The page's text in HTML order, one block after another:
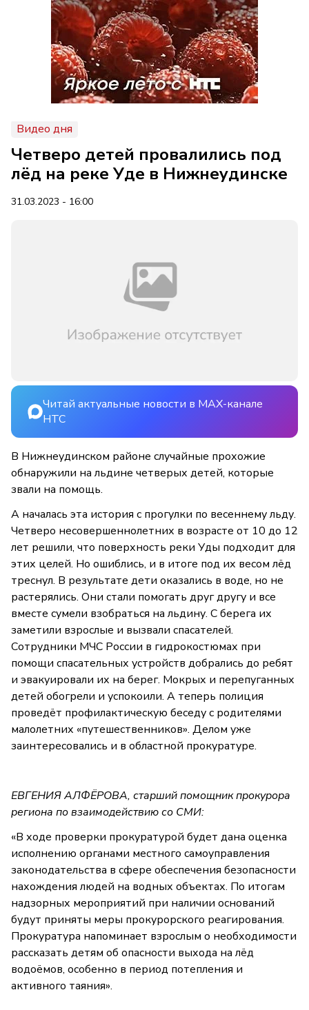
Видео дня
Четверо детей провалились под
лёд на реке Уде в Нижнеудинске
31.03.2023 - 16:00
Читай актуальные новости в MAX-канале
НТС
В Нижнеудинском районе случайные прохожие
обнаружили на льдине четверых детей, которые
звали на помощь.
А началась эта история с прогулки по весеннему льду.
Четверо несовершеннолетних в возрасте от 10 до 12
лет решили, что поверхность реки Уды подходит для
этих целей. Но ошиблись, и в итоге под их весом лёд
треснул. В результате дети оказались в воде, но не
растерялись. Они стали помогать друг другу и все
вместе сумели взобраться на льдину. С берега их
заметили взрослые и вызвали спасателей.
Сотрудники МЧС России в гидрокостюмах при
помощи спасательных устройств добрались до ребят
и эвакуировали их на берег. Мокрых и перепуганных
детей обогрели и успокоили. А теперь полиция
проведёт профилактическую беседу с родителями
малолетних «путешественников». Делом уже
заинтересовались и в областной прокуратуре.
ЕВГЕНИЯ АЛФЁРОВА, старший помощник прокурора
региона по взаимодействию со СМИ:
«В ходе проверки прокуратурой будет дана оценка
исполнению органами местного самоуправления
законодательства в сфере обеспечения безопасности
нахождения людей на водных объектах. По итогам
надзорных мероприятий при наличии оснований
будут приняты меры прокурорского реагирования.
Прокуратура напоминает взрослым о необходимости
рассказать детям об опасности выхода на лёд
водоёмов, особенно в период потепления и
активного таяния».